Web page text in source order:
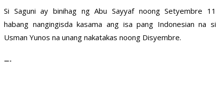
Si Saguni ay binihag ng Abu Sayyaf noong Setyembre 11
habang nangingisda kasama ang isa pang Indonesian na si
Usman Yunos na unang nakatakas noong Disyembre.
—-